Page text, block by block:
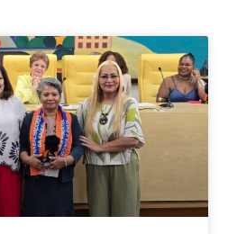
relacionadas